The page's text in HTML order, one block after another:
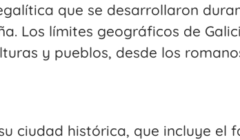
que se desarrollaron
Los límites geográficos de
y pueblos, desde los
ciudad histórica, que incluye el